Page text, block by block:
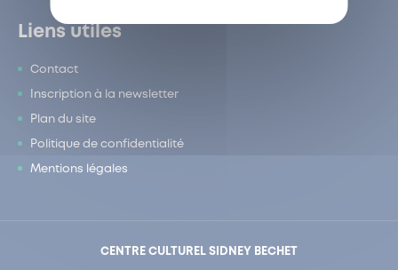
Liens utiles
Contact
Inscription à la newsletter
Plan du site
Politique de confidentialité
Mentions légales
CENTRE CULTUREL SIDNEY BECHET